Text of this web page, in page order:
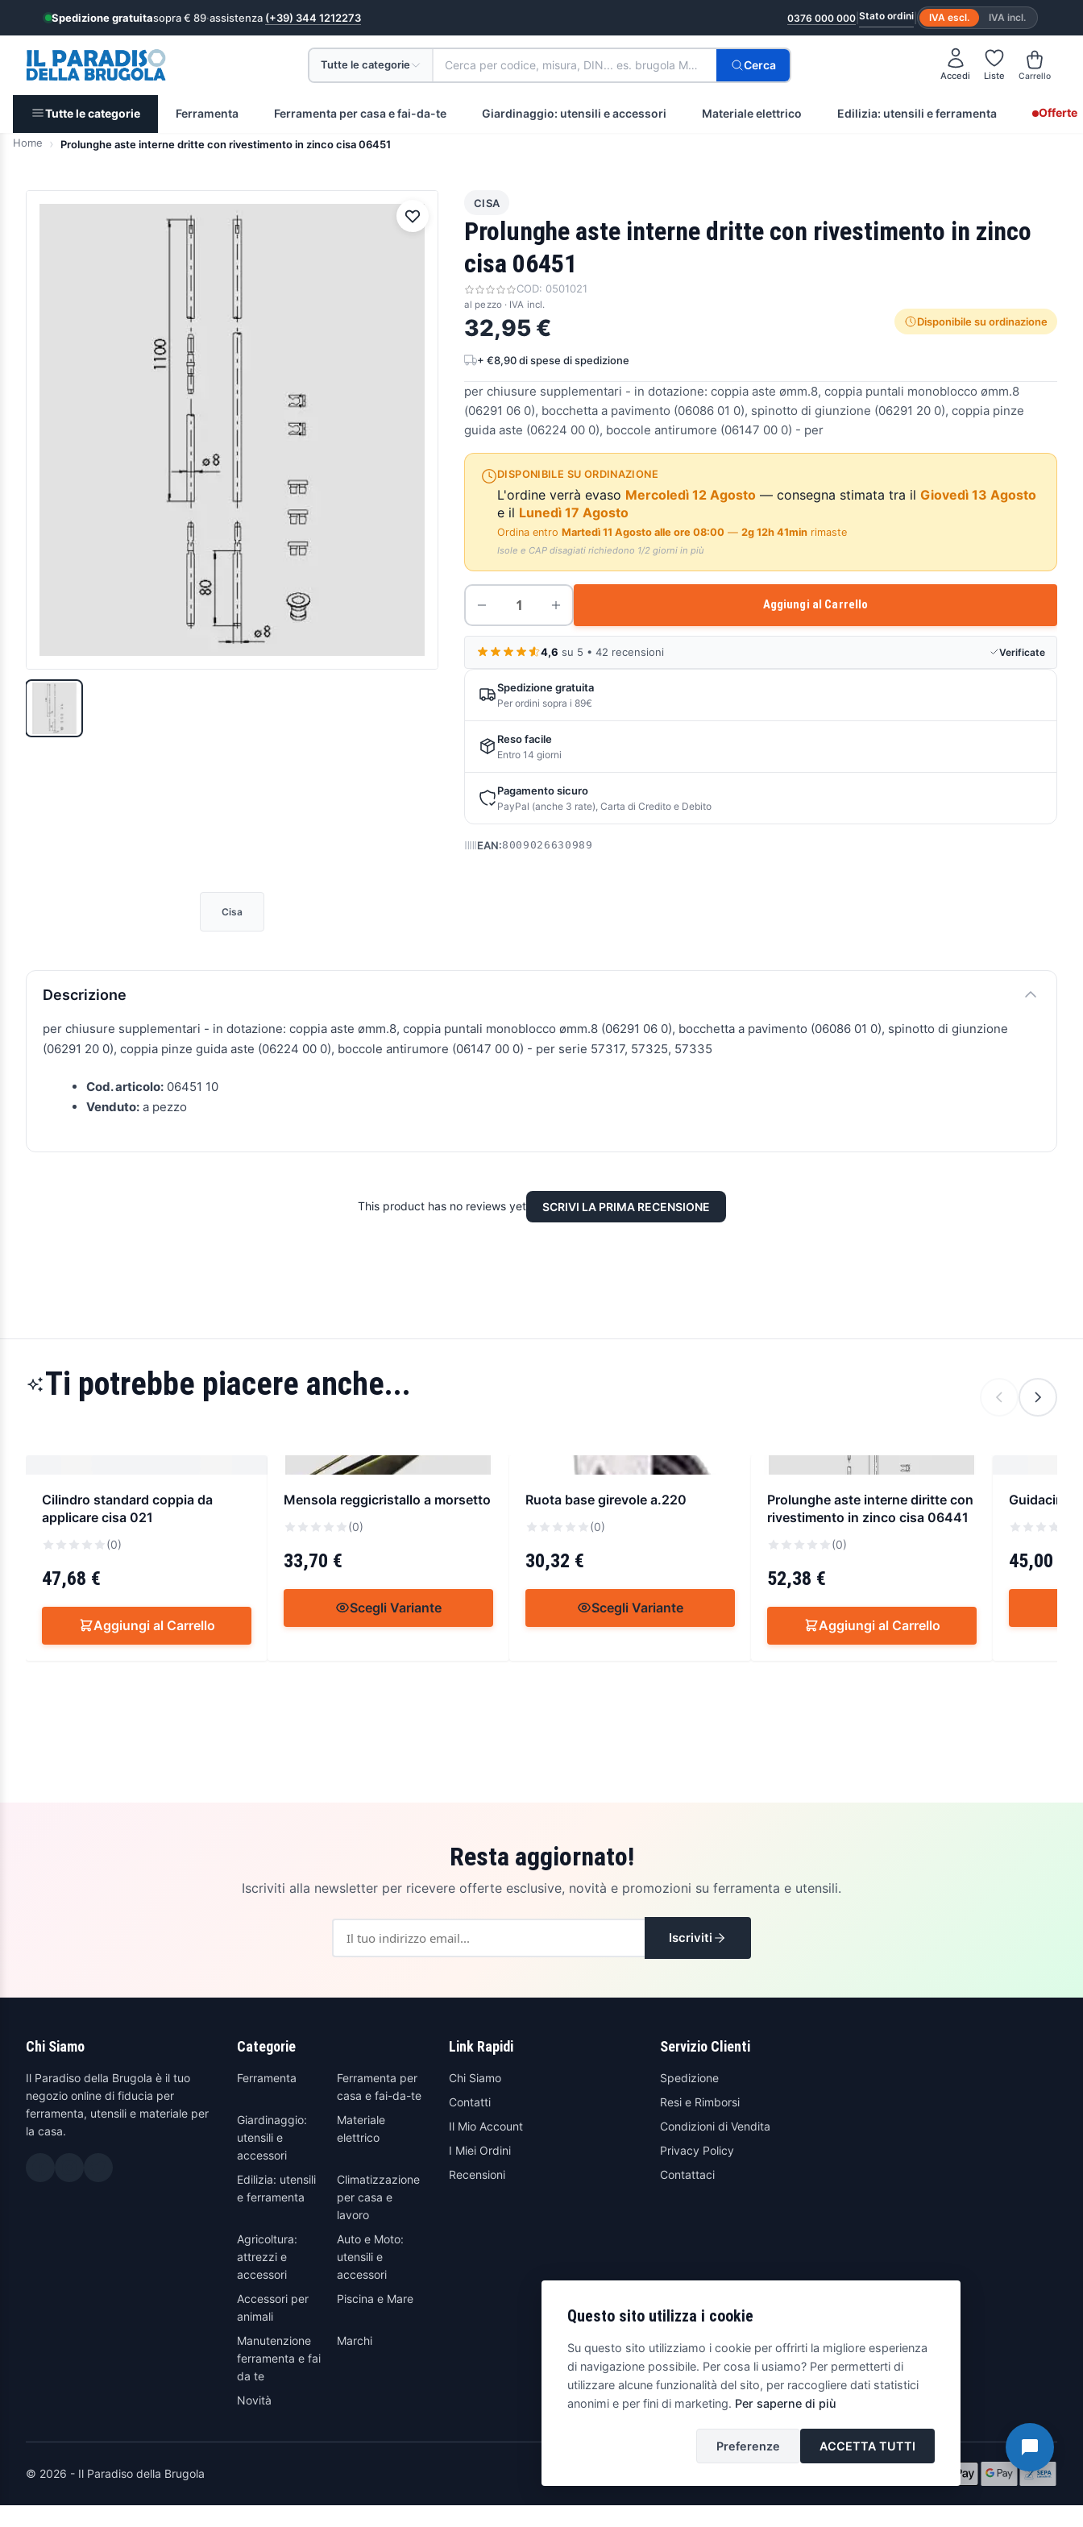
Spedizione gratuitasopra € 89·assistenza (+39) 344 1212273 0376 000 000 Stato ordini IVA escl. IVA incl.
Tutte le categorie Cerca per codice, misura, DIN... es. brugola M8 inox Cerca
Accedi Liste Carrello
Tutte le categorie Ferramenta Ferramenta per casa e fai-da-te Giardinaggio: utensili e accessori Materiale elettrico Edilizia: utensili e ferramenta Offerte
Home Prolunghe aste interne dritte con rivestimento in zinco cisa 06451
CISA
Prolunghe aste interne dritte con rivestimento in zinco
cisa 06451
COD: 0501021
al pezzo · IVA incl.
32,95 € Disponibile su ordinazione
+ €8,90 di spese di spedizione
per chiusure supplementari - in dotazione: coppia aste ømm.8, coppia puntali monoblocco ømm.8
(06291 06 0), bocchetta a pavimento (06086 01 0), spinotto di giunzione (06291 20 0), coppia pinze
guida aste (06224 00 0), boccole antirumore (06147 00 0) - per
DISPONIBILE SU ORDINAZIONE
L'ordine verrà evaso Mercoledì 12 Agosto — consegna stimata tra il Giovedì 13 Agosto
e il Lunedì 17 Agosto
Ordina entro Martedì 11 Agosto alle ore 08:00 — 2g 12h 41min rimaste
Isole e CAP disagiati richiedono 1/2 giorni in più
Aggiungi al Carrello
4,6 su 5 • 42 recensioni Verificate
Spedizione gratuita
Per ordini sopra i 89€
Reso facile
Entro 14 giorni
Pagamento sicuro
PayPal (anche 3 rate), Carta di Credito e Debito
EAN:8009026630989
Cisa
Descrizione e caratteristiche
Descrizione
per chiusure supplementari - in dotazione: coppia aste ømm.8, coppia puntali monoblocco ømm.8 (06291 06 0), bocchetta a pavimento (06086 01 0), spinotto di giunzione
(06291 20 0), coppia pinze guida aste (06224 00 0), boccole antirumore (06147 00 0) - per serie 57317, 57325, 57335
Cod. articolo: 06451 10
Venduto: a pezzo
This product has no reviews yet SCRIVI LA PRIMA RECENSIONE
Ti potrebbe piacere anche...
Cilindro standard coppia da
applicare cisa 021
(0)
47,68 €
Aggiungi al Carrello
Mensola reggicristallo a morsetto
(0)
33,70 €
Scegli Variante
Ruota base girevole a.220
(0)
30,32 €
Scegli Variante
Prolunghe aste interne diritte con
rivestimento in zinco cisa 06441
(0)
52,38 €
Aggiungi al Carrello
45,00 €
Resta aggiornato!
Iscriviti alla newsletter per ricevere offerte esclusive, novità e promozioni su ferramenta e utensili.
Iscriviti
Chi Siamo
Il Paradiso della Brugola è il tuo
negozio online di fiducia per
ferramenta, utensili e materiale per
la casa.
Categorie
Ferramenta
Ferramenta per
casa e fai-da-te
Giardinaggio:
utensili e
accessori
Materiale
elettrico
Edilizia: utensili
e ferramenta
Climatizzazione
per casa e
lavoro
Agricoltura:
attrezzi e
accessori
Auto e Moto:
utensili e
accessori
Accessori per
animali
Piscina e Mare
Manutenzione
ferramenta e fai
da te
Marchi
Novità
Link Rapidi
Chi Siamo
Contatti
Il Mio Account
I Miei Ordini
Recensioni
Servizio Clienti
Spedizione
Resi e Rimborsi
Condizioni di Vendita
Privacy Policy
Contattaci
© 2026 - Il Paradiso della Brugola
Questo sito utilizza i cookie
Su questo sito utilizziamo i cookie per offrirti la migliore esperienza
di navigazione possibile. Per cosa li usiamo? Per permetterti di
utilizzare alcune funzionalità del sito, per raccogliere dati statistici
anonimi e per fini di marketing. Per saperne di più
Preferenze ACCETTA TUTTI